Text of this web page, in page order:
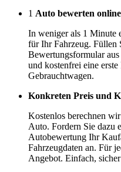
1 Auto bewerten online
In weniger als 1 Minute
für Ihr Fahrzeug. Füllen
Bewertungsformular
und kostenfrei eine
Gebrauchtwagen.
Konkreten Preis und
Kostenlos berechnen
Auto. Fordern Sie dazu
Autobewertung Ihr
Fahrzeugdaten an. Für
Angebot. Einfach,